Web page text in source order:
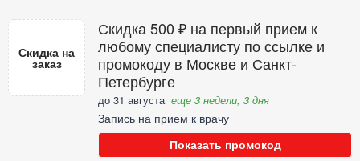
Скидка на
заказ
Скидка 500 ₽ на первый прием к
любому специалисту по ссылке и
промокоду в Москве и Санкт-
Петербурге
до 31 августа еще 3 недели, 3 дня
Запись на прием к врачу
Показать промокод